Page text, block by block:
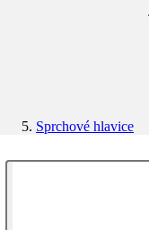
Sprchové hlavice